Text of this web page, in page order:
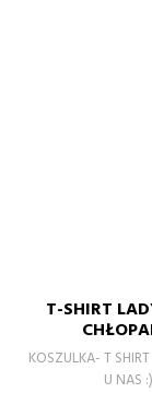
T-SHIRT
KOSZULKA- T
U NAS :)